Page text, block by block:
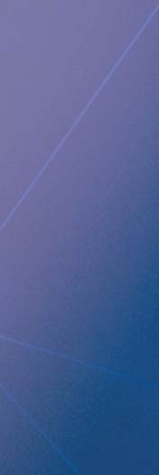
banar väg för